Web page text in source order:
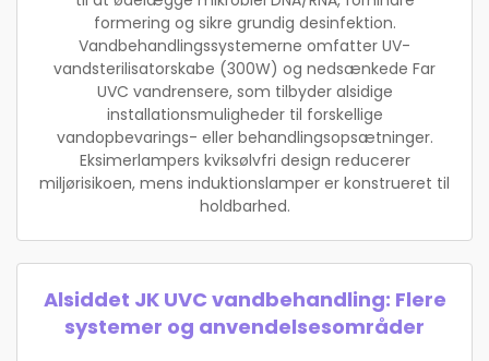
formering og sikre grundig desinfektion.
Vandbehandlingssystemerne omfatter UV-
vandsterilisatorskabe (300W) og nedsænkede Far
UVC vandrensere, som tilbyder alsidige
installationsmuligheder til forskellige
vandopbevarings- eller behandlingsopsætninger.
Eksimerlampers kviksølvfri design reducerer
miljørisikoen, mens induktionslamper er konstrueret til
holdbarhed.
Alsiddet JK UVC vandbehandling: Flere
systemer og anvendelsesområder